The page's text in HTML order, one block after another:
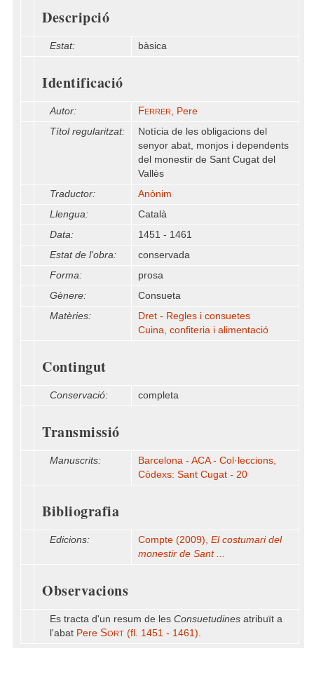
Descripció
Estat: bàsica
Identificació
Autor: Ferrer, Pere
Títol regularitzat:
Notícia de les obligacions del
senyor abat, monjos i dependents
del monestir de Sant Cugat del
Vallès
Traductor:
Anònim
Llengua:
Català
Data:
1451 - 1461
Estat de l'obra:
conservada
Forma:
prosa
Gènere:
Consueta
Matèries:
Dret - Regles i consuetes
Cuina, confiteria i alimentació
Contingut
Conservació: completa
Transmissió
Manuscrits:
Barcelona - ACA - Col·leccions,
Còdexs: Sant Cugat - 20
Bibliografia
Edicions: Compte (2009), El costumari del
monestir de Sant ...
Observacions
Es tracta d'un resum de les Consuetudines atribuït a
l'abat Pere Sort (fl. 1451 - 1461).